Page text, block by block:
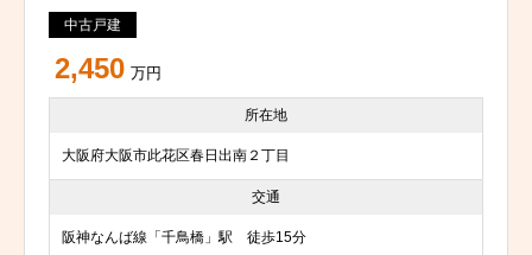
中古戸建
2,450 万円
所在地
大阪府大阪市此花区春日出南２丁目
交通
阪神なんば線「千鳥橋」駅 徒歩15分